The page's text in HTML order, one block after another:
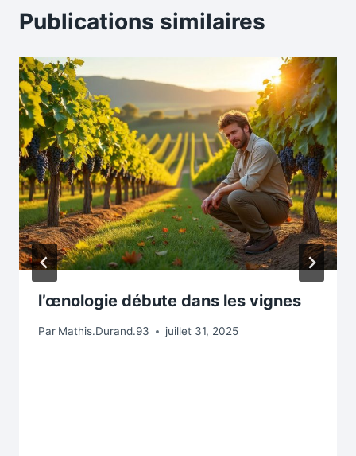
Publications similaires
l’œnologie débute dans les vignes
Par Mathis.Durand.93 juillet 31, 2025